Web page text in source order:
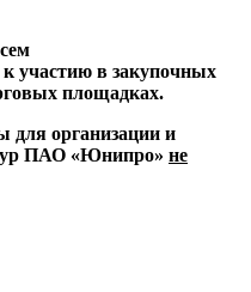
участию в закупочных
площадках.
для организации и
ПАО «Юнипро» не